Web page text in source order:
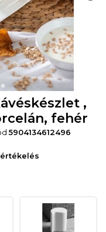
,
fehér
5904134612496